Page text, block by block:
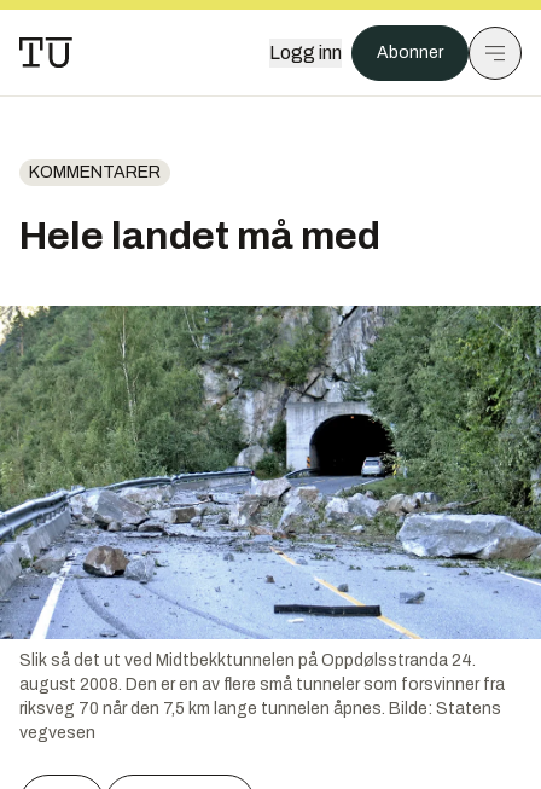
Logg inn Abonner
KOMMENTARER
Hele landet må med
Slik så det ut ved Midtbekktunnelen på Oppdølsstranda 24.
august 2008. Den er en av flere små tunneler som forsvinner fra
riksveg 70 når den 7,5 km lange tunnelen åpnes. Bilde: Statens
vegvesen